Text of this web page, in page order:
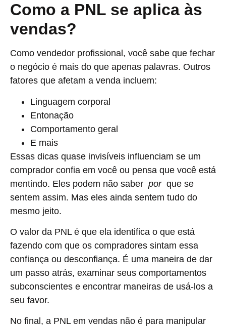
Como a PNL se aplica às
vendas?
Como vendedor profissional, você sabe que fechar
o negócio é mais do que apenas palavras. Outros
fatores que afetam a venda incluem:
Linguagem corporal
Entonação
Comportamento geral
E mais
Essas dicas quase invisíveis influenciam se um
comprador confia em você ou pensa que você está
mentindo. Eles podem não saber por que se
sentem assim. Mas eles ainda sentem tudo do
mesmo jeito.
O valor da PNL é que ela identifica o que está
fazendo com que os compradores sintam essa
confiança ou desconfiança. É uma maneira de dar
um passo atrás, examinar seus comportamentos
subconscientes e encontrar maneiras de usá-los a
seu favor.
No final, a PNL em vendas não é para manipular